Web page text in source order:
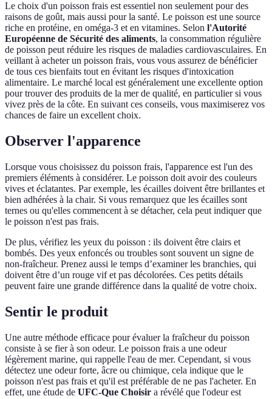
Le choix d'un poisson frais est essentiel non seulement pour des
raisons de goût, mais aussi pour la santé. Le poisson est une source
riche en protéine, en oméga-3 et en vitamines. Selon l'Autorité
Européenne de Sécurité des aliments, la consommation régulière
de poisson peut réduire les risques de maladies cardiovasculaires. En
veillant à acheter un poisson frais, vous vous assurez de bénéficier
de tous ces bienfaits tout en évitant les risques d'intoxication
alimentaire. Le marché local est généralement une excellente option
pour trouver des produits de la mer de qualité, en particulier si vous
vivez près de la côte. En suivant ces conseils, vous maximiserez vos
chances de faire un excellent choix.
Observer l'apparence
Lorsque vous choisissez du poisson frais, l'apparence est l'un des
premiers éléments à considérer. Le poisson doit avoir des couleurs
vives et éclatantes. Par exemple, les écailles doivent être brillantes et
bien adhérées à la chair. Si vous remarquez que les écailles sont
ternes ou qu'elles commencent à se détacher, cela peut indiquer que
le poisson n'est pas frais.
De plus, vérifiez les yeux du poisson : ils doivent être clairs et
bombés. Des yeux enfoncés ou troubles sont souvent un signe de
non-fraîcheur. Prenez aussi le temps d’examiner les branchies, qui
doivent être d’un rouge vif et pas décolorées. Ces petits détails
peuvent faire une grande différence dans la qualité de votre choix.
Sentir le produit
Une autre méthode efficace pour évaluer la fraîcheur du poisson
consiste à se fier à son odeur. Le poisson frais a une odeur
légèrement marine, qui rappelle l'eau de mer. Cependant, si vous
détectez une odeur forte, âcre ou chimique, cela indique que le
poisson n'est pas frais et qu'il est préférable de ne pas l'acheter. En
effet, une étude de UFC-Que Choisir a révélé que l'odeur est